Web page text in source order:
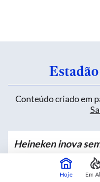
Conteúdo criado em
Heineken inova
mais de 150 anos
Patrocinado porHoje Em